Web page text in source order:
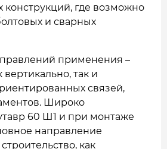
конструкций, где возможно
и сварных
применения –
вертикально, так и
связей,
Широко
60 Ш1 и при монтаже
направление
как